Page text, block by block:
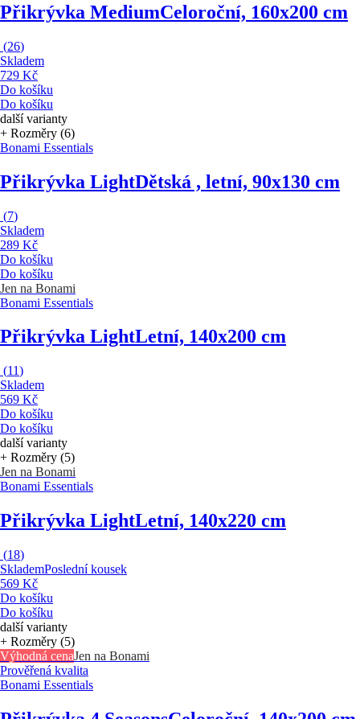
Přikrývka MediumCeloroční, 160x200 cm
(26)
Skladem
729 Kč
Do košíku
Do košíku
další varianty
+ Rozměry (6)
Bonami Essentials
Přikrývka LightDětská , letní, 90x130 cm
(7)
Skladem
289 Kč
Do košíku
Do košíku
Jen na Bonami
Bonami Essentials
Přikrývka LightLetní, 140x200 cm
(11)
Skladem
569 Kč
Do košíku
Do košíku
další varianty
+ Rozměry (5)
Jen na Bonami
Bonami Essentials
Přikrývka LightLetní, 140x220 cm
(18)
SklademPoslední kousek
569 Kč
Do košíku
Do košíku
další varianty
+ Rozměry (5)
Výhodná cenaJen na Bonami
Prověřená kvalita
Bonami Essentials